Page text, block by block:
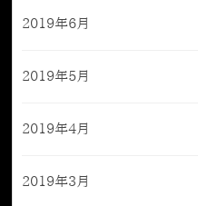
2019年6月
2019年5月
2019年4月
2019年3月